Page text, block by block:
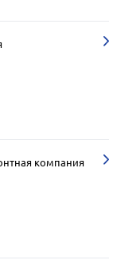
компания